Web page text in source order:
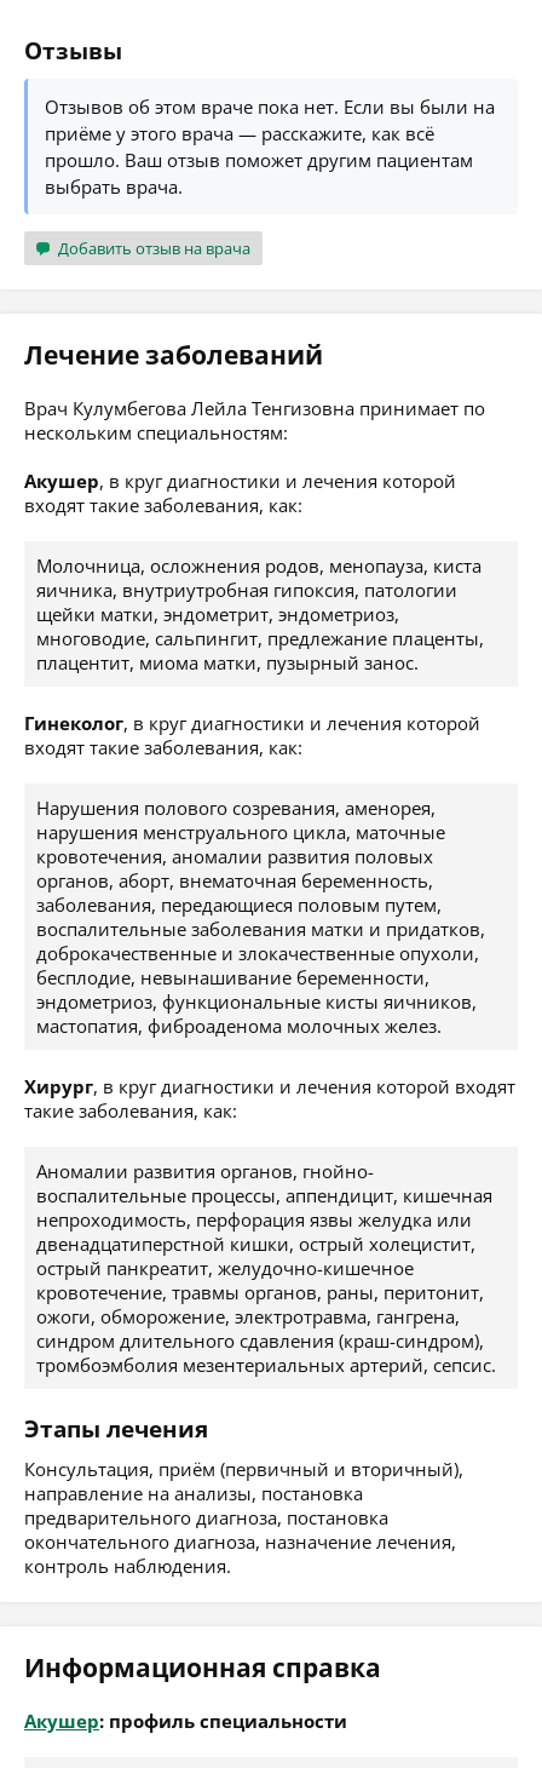
Отзывы
Отзывов об этом враче пока нет. Если вы были на
приёме у этого врача — расскажите, как всё
прошло. Ваш отзыв поможет другим пациентам
выбрать врача.
Добавить отзыв на врача
Лечение заболеваний
Врач Кулумбегова Лейла Тенгизовна принимает по
нескольким специальностям:
Акушер, в круг диагностики и лечения которой
входят такие заболевания, как:
Молочница, осложнения родов, менопауза, киста
яичника, внутриутробная гипоксия, патологии
щейки матки, эндометрит, эндометриоз,
многоводие, сальпингит, предлежание плаценты,
плацентит, миома матки, пузырный занос.
Гинеколог, в круг диагностики и лечения которой
входят такие заболевания, как:
Нарушения полового созревания, аменорея,
нарушения менструального цикла, маточные
кровотечения, аномалии развития половых
органов, аборт, внематочная беременность,
заболевания, передающиеся половым путем,
воспалительные заболевания матки и придатков,
доброкачественные и злокачественные опухоли,
бесплодие, невынашивание беременности,
эндометриоз, функциональные кисты яичников,
мастопатия, фиброаденома молочных желез.
Хирург, в круг диагностики и лечения которой входят
такие заболевания, как:
Аномалии развития органов, гнойно-
воспалительные процессы, аппендицит, кишечная
непроходимость, перфорация язвы желудка или
двенадцатиперстной кишки, острый холецистит,
острый панкреатит, желудочно-кишечное
кровотечение, травмы органов, раны, перитонит,
ожоги, обморожение, электротравма, гангрена,
синдром длительного сдавления (краш-синдром),
тромбоэмболия мезентериальных артерий, сепсис.
Этапы лечения
Консультация, приём (первичный и вторичный),
направление на анализы, постановка
предварительного диагноза, постановка
окончательного диагноза, назначение лечения,
контроль наблюдения.
Информационная справка
Акушер: профиль специальности